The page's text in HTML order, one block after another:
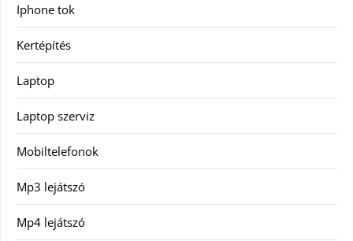
Iphone tok
Kertépítés
Laptop
Laptop szerviz
Mobiltelefonok
Mp3 lejátszó
Mp4 lejátszó